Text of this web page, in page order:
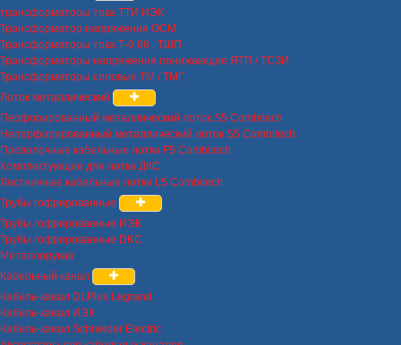
трансформаторы тока ТТИ ИЭК
Трансформатор напряжения ОСМ
Трансформаторы тока Т-0.66 , ТШП
Трансформаторы напряжения понижающие ЯТП / ТСЗИ
Трансформаторы силовые ТМ / ТМГ
Лоток металлический
Перфорированный металлический лоток S5 Combitech
Неперфорированный металлический лоток S5 Combitech
Проволочные кабельные лотки F5 Combitech
Комплектующие для лотка ДКС
Лестничные кабельные лотки L5 Combitech
Трубы гофрированные
Трубы гофрированные ИЭК
Трубы гофрированные DKC
Металлорукав
Кабельный канал
Кабель-канал DLPlus Legrand
Кабель-канал ИЭК
Кабель-канал Schneider Electric